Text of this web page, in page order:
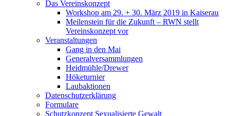
Das Vereinskonzept
Workshop am 29. + 30. März 2019 in Kaiserau
Meilenstein für die Zukunft – RWN stellt
Vereinskonzept vor
Veranstaltungen
Gang in den Mai
Generalversammlungen
Heidmühle/Drewer
Höketurnier
Laubaktionen
Datenschutzerklärung
Formulare
Schutzkonzept Sexualisierte Gewalt